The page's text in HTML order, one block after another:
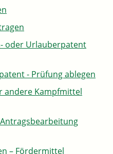
oder Urlauberpatent
- Prüfung ablegen
andere Kampfmittel
– Fördermittel